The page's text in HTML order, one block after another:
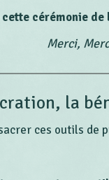
cérémonie
Merci,
la
ces outils de